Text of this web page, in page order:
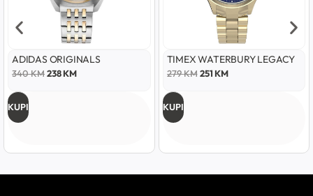
ADIDAS ORIGINALS
340KM238KM
KUPI
TIMEX WATERBURY LEGACY
279KM 251KM
KUPI